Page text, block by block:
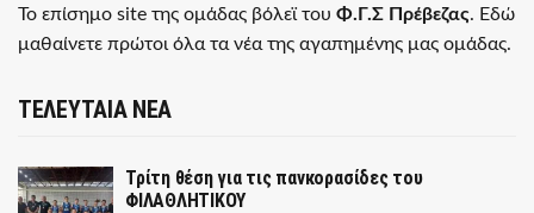
Το επίσημο site της ομάδας βόλεϊ του Φ.Γ.Σ Πρέβεζας. Εδώ
μαθαίνετε πρώτοι όλα τα νέα της αγαπημένης μας ομάδας.
ΤΕΛΕΥΤΑΙΑ ΝΕΑ
Τρίτη θέση για τις πανκορασίδες του
ΦΙΛΑΘΛΗΤΙΚΟΥ